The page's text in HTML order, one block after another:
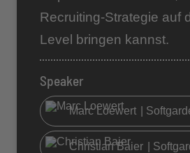
Recruiting-Strategie auf
Level bringen kannst.
Speaker
Marc Loewert |
Christian Baier |